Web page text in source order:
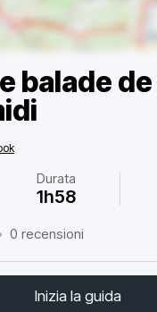
balade
Durata
1h58
0 recensioni
Inizia la guida